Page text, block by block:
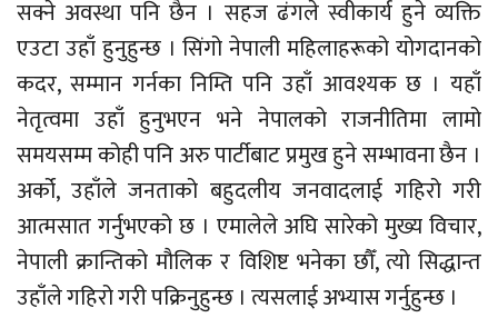
सक्ने अवस्था पनि छैन । सहज ढंगले स्वीकार्य हुने व्यक्ति
एउटा उहाँ हुनुहुन्छ । सिंगो नेपाली महिलाहरूको योगदानको
कदर, सम्मान गर्नका निम्ति पनि उहाँ आवश्यक छ । यहाँ
नेतृत्वमा उहाँ हुनुभएन भने नेपालको राजनीतिमा लामो
समयसम्म कोही पनि अरु पार्टीबाट प्रमुख हुने सम्भावना छैन ।
अर्को, उहाँले जनताको बहुदलीय जनवादलाई गहिरो गरी
आत्मसात गर्नुभएको छ । एमालेले अघि सारेको मुख्य विचार,
नेपाली क्रान्तिको मौलिक र विशिष्ट भनेका छौँ, त्यो सिद्धान्त
उहाँले गहिरो गरी पक्रिनुहुन्छ । त्यसलाई अभ्यास गर्नुहुन्छ ।